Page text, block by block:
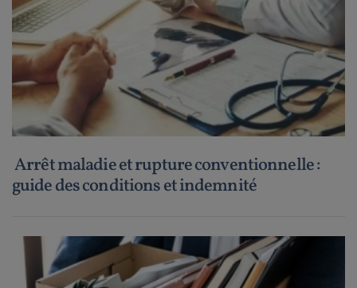
Arrêt maladie et rupture conventionnelle :
guide des conditions et indemnité